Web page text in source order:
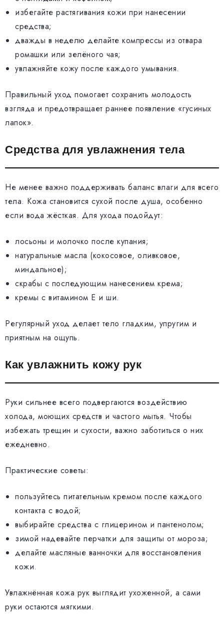
избегайте растягивания кожи при нанесении
средства;
дважды в неделю делайте компрессы из отвара
ромашки или зелёного чая;
увлажняйте кожу после каждого умывания.
Правильный уход помогает сохранить молодость
взгляда и предотвращает раннее появление «гусиных
лапок».
Средства для увлажнения тела
Не менее важно поддерживать баланс влаги для всего
тела. Кожа становится сухой после душа, особенно
если вода жёсткая. Для ухода подойдут:
лосьоны и молочко после купания;
натуральные масла (кокосовое, оливковое,
миндальное);
скрабы с последующим нанесением крема;
кремы с витамином Е и ши.
Регулярный уход делает тело гладким, упругим и
приятным на ощупь.
Как увлажнить кожу рук
Руки сильнее всего подвергаются воздействию
холода, моющих средств и частого мытья. Чтобы
избежать трещин и сухости, важно заботиться о них
ежедневно.
Практические советы:
пользуйтесь питательным кремом после каждого
контакта с водой;
выбирайте средства с глицерином и пантенолом;
зимой надевайте перчатки для защиты от мороза;
делайте масляные ванночки для восстановления
кожи.
Увлажнённая кожа рук выглядит ухоженной, а сами
руки остаются мягкими.